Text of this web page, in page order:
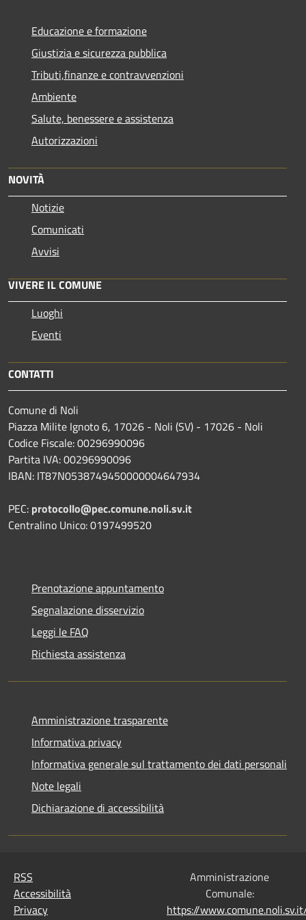
Educazione e formazione
Giustizia e sicurezza pubblica
Tributi,finanze e contravvenzioni
Ambiente
Salute, benessere e assistenza
Autorizzazioni
NOVITÀ
Notizie
Comunicati
Avvisi
VIVERE IL COMUNE
Luoghi
Eventi
CONTATTI
Comune di Noli
Piazza Milite Ignoto 6, 17026 - Noli (SV) - 17026 - Noli
Codice Fiscale: 00296990096
Partita IVA: 00296990096
IBAN: IT87N0538749450000004647934
PEC: protocollo@pec.comune.noli.sv.it
Centralino Unico: 0197499520
Prenotazione appuntamento
Segnalazione disservizio
Leggi le FAQ
Richiesta assistenza
Amministrazione trasparente
Informativa privacy
Informativa generale sul trattamento dei dati personali
Note legali
Dichiarazione di accessibilità
RSS
Accessibilità
Privacy
Amministrazione
Comunale:
https://